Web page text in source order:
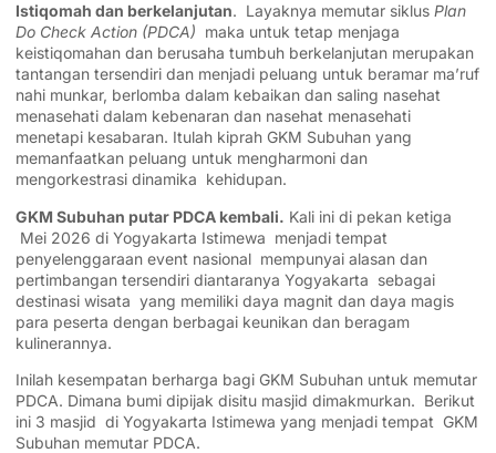
Istiqomah dan berkelanjutan. Layaknya memutar siklus Plan
Do Check Action (PDCA) maka untuk tetap menjaga
keistiqomahan dan berusaha tumbuh berkelanjutan merupakan
tantangan tersendiri dan menjadi peluang untuk beramar ma’ruf
nahi munkar, berlomba dalam kebaikan dan saling nasehat
menasehati dalam kebenaran dan nasehat menasehati
menetapi kesabaran. Itulah kiprah GKM Subuhan yang
memanfaatkan peluang untuk mengharmoni dan
mengorkestrasi dinamika kehidupan.
GKM Subuhan putar PDCA kembali. Kali ini di pekan ketiga
Mei 2026 di Yogyakarta Istimewa menjadi tempat
penyelenggaraan event nasional mempunyai alasan dan
pertimbangan tersendiri diantaranya Yogyakarta sebagai
destinasi wisata yang memiliki daya magnit dan daya magis
para peserta dengan berbagai keunikan dan beragam
kulinerannya.
Inilah kesempatan berharga bagi GKM Subuhan untuk memutar
PDCA. Dimana bumi dipijak disitu masjid dimakmurkan. Berikut
ini 3 masjid di Yogyakarta Istimewa yang menjadi tempat GKM
Subuhan memutar PDCA.